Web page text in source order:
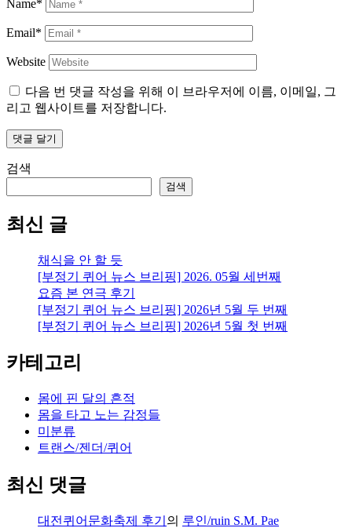
Name*
Email*
Website
다음 번 댓글 작성을 위해 이 브라우저에 이름, 이메일, 그
리고 웹사이트를 저장합니다.
검색
검색
최신 글
채식을 안 할 듯
[부정기 퀴어 뉴스 브리핑] 2026. 05월 세번째
요즘 본 연극 후기
[부정기 퀴어 뉴스 브리핑] 2026년 5월 두 번째
[부정기 퀴어 뉴스 브리핑] 2026년 5월 첫 번째
카테고리
몸에 핀 달의 흔적
몸을 타고 노는 감정들
미분류
트랜스/젠더/퀴어
최신 댓글
대전퀴어문화축제 후기 의 루인/ruin S.M. Pae